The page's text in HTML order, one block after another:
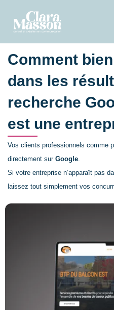
contenu
Comment
dans les
recherche
est une
Vos clients professionnels comme
directement sur Google.
Si votre entreprise n’apparaît pas
laissez tout simplement vos